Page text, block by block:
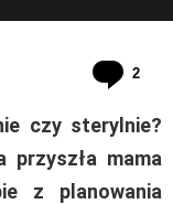
2
czy sterylnie?
przyszła mama
z planowania